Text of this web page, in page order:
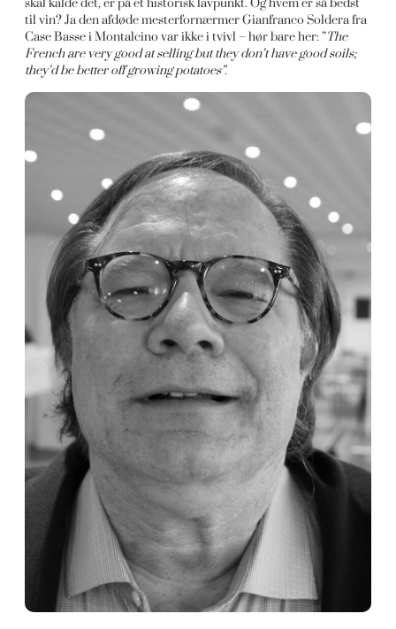
skal kalde det, er på et historisk lavpunkt. Og hvem er så bedst
til vin? Ja den afdøde mesterfornærmer Gianfranco Soldera fra
Case Basse i Montalcino var ikke i tvivl – hør bare her: ”The
French are very good at selling but they don’t have good soils;
they’d be better off growing potatoes”.